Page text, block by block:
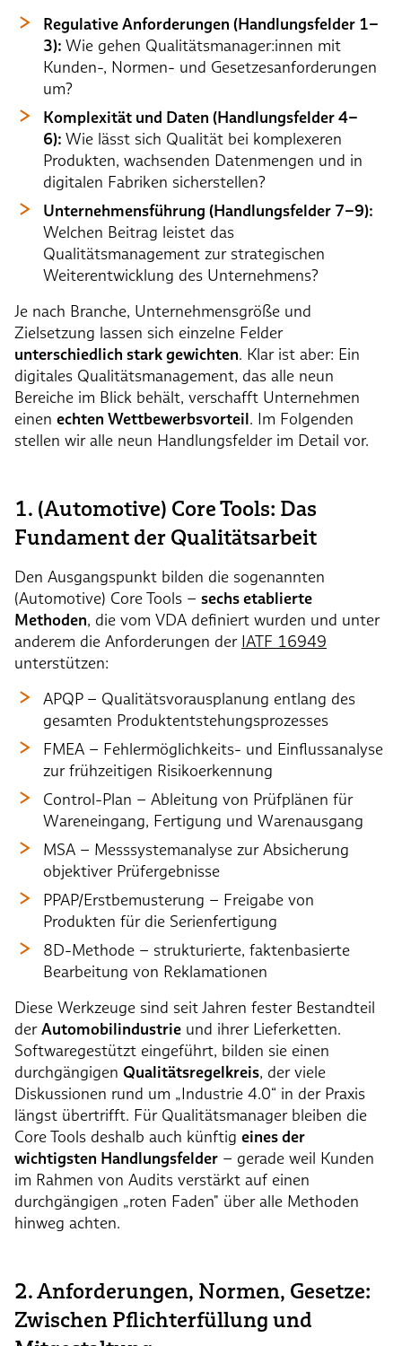
Regulative Anforderungen (Handlungsfelder 1–
3): Wie gehen Qualitätsmanager:innen mit
Kunden-, Normen- und Gesetzesanforderungen
um?
Komplexität und Daten (Handlungsfelder 4–
6): Wie lässt sich Qualität bei komplexeren
Produkten, wachsenden Datenmengen und in
digitalen Fabriken sicherstellen?
Unternehmensführung (Handlungsfelder 7–9):
Welchen Beitrag leistet das
Qualitätsmanagement zur strategischen
Weiterentwicklung des Unternehmens?
Je nach Branche, Unternehmensgröße und
Zielsetzung lassen sich einzelne Felder
unterschiedlich stark gewichten. Klar ist aber: Ein
digitales Qualitätsmanagement, das alle neun
Bereiche im Blick behält, verschafft Unternehmen
einen echten Wettbewerbsvorteil. Im Folgenden
stellen wir alle neun Handlungsfelder im Detail vor.
1. (Automotive) Core Tools: Das
Fundament der Qualitätsarbeit
Den Ausgangspunkt bilden die sogenannten
(Automotive) Core Tools – sechs etablierte
Methoden, die vom VDA definiert wurden und unter
anderem die Anforderungen der IATF 16949
unterstützen:
APQP – Qualitätsvorausplanung entlang des
gesamten Produktentstehungsprozesses
FMEA – Fehlermöglichkeits- und Einflussanalyse
zur frühzeitigen Risikoerkennung
Control-Plan – Ableitung von Prüfplänen für
Wareneingang, Fertigung und Warenausgang
MSA – Messsystemanalyse zur Absicherung
objektiver Prüfergebnisse
PPAP/Erstbemusterung – Freigabe von
Produkten für die Serienfertigung
8D-Methode – strukturierte, faktenbasierte
Bearbeitung von Reklamationen
Diese Werkzeuge sind seit Jahren fester Bestandteil
derAutomobilindustrie und ihrer Lieferketten.
Softwaregestützt eingeführt, bilden sie einen
durchgängigen Qualitätsregelkreis, der viele
Diskussionen rund um „Industrie 4.0“ in der Praxis
längst übertrifft. Für Qualitätsmanager bleiben die
Core Tools deshalb auch künftig eines der
wichtigsten Handlungsfelder – gerade weil Kunden
im Rahmen von Audits verstärkt auf einen
durchgängigen „roten Faden" über alle Methoden
hinweg achten.
2. Anforderungen, Normen, Gesetze:
Zwischen Pflichterfüllung und